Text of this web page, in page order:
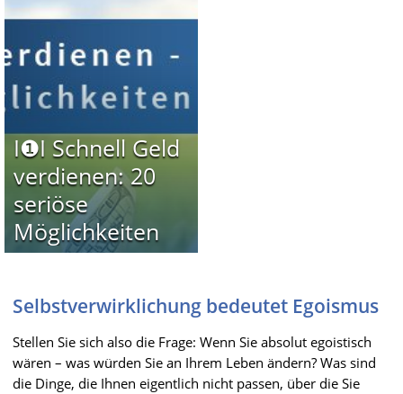
I❶I Schnell Geld
verdienen: 20
seriöse
Möglichkeiten
Selbstverwirklichung bedeutet Egoismus
Stellen Sie sich also die Frage: Wenn Sie absolut egoistisch
wären – was würden Sie an Ihrem Leben ändern? Was sind
die Dinge, die Ihnen eigentlich nicht passen, über die Sie